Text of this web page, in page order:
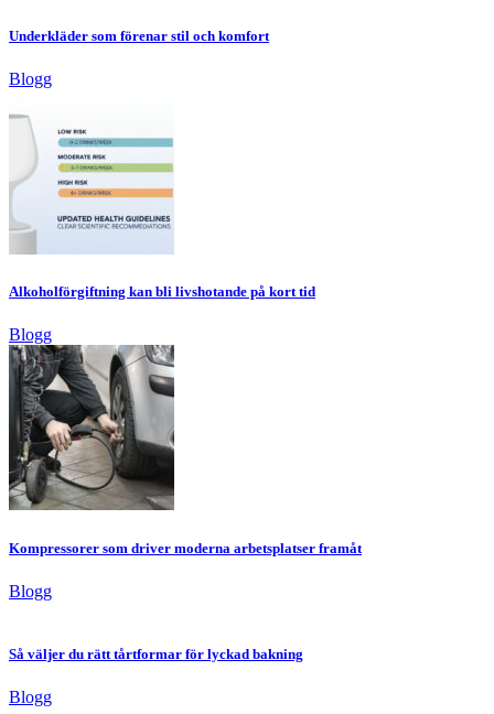
Underkläder som förenar stil och komfort
Blogg
Alkoholförgiftning kan bli livshotande på kort tid
Blogg
Kompressorer som driver moderna arbetsplatser framåt
Blogg
Så väljer du rätt tårtformar för lyckad bakning
Blogg